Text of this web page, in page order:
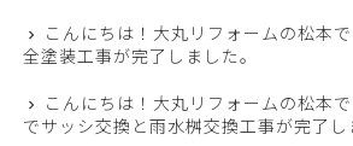
こんにちは！大丸リフォームの松本
全塗装工事が完了しました。
こんにちは！大丸リフォームの松本
でサッシ交換と雨水桝交換工事が完了し